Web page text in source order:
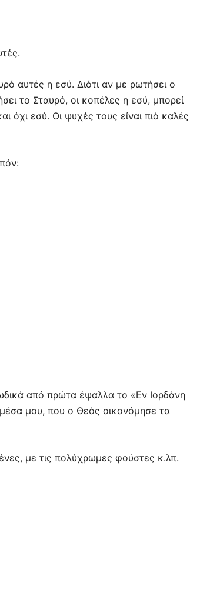
αυτές η εσύ. Διότι αν με ρωτήσει ο
το Σταυρό, οι κοπέλες η εσύ, μπορεί
όχι εσύ. Οι ψυχές τους είναι πιό καλές
από πρώτα έψαλλα το «Εν Ιορδάνη
μέσα μου, που ο Θεός οικονόμησε τα
με τις πολύχρωμες φούστες κ.λπ.